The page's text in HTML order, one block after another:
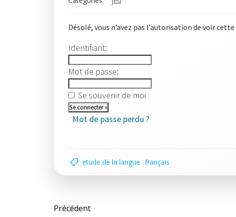
Désolé, vous n’avez pas l’autorisation de voir
Identifiant:
Mot de passe:
Se souvenir de moi
Mot de passe perdu ?
etude de la langue français
Post
Précédent